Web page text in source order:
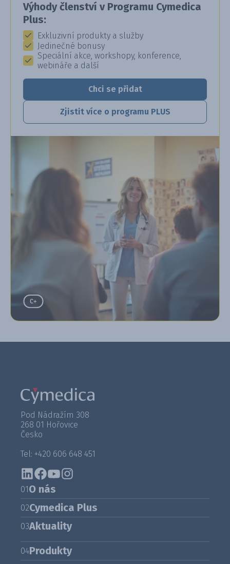
Výhody členství v Programu Cymedica
Plus:
Exkluzivní produkty a služby
Jedinečné bonusy
Speciální akce, workshopy, konference,
webináře a další
Chci se přidat
Zjistit více o programu PLUS
Pod Nádražím 308
268 01 Hořovice
Česko
Tel: +420 606 648 451
01O nás
02Cymedica Plus
03Aktuality
04Produkty